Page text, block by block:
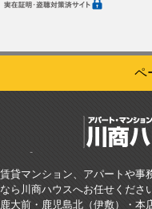
ペ
賃貸マンション、アパートや事
なら川商ハウスへお任せくださ
鹿大前・鹿児島北（伊敷）・本